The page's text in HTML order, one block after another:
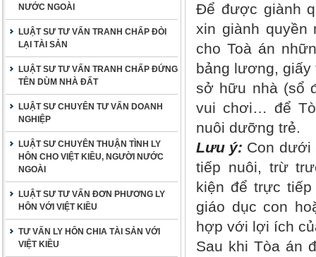
NƯỚC NGOÀI
LUẬT SƯ TƯ VẤN TRANH CHẤP ĐÒI
LẠI TÀI SẢN
LUẬT SƯ TƯ VẤN TRANH CHẤP ĐỨNG
TÊN DÙM NHÀ ĐẤT
LUẬT SƯ CHUYÊN TƯ VẤN DOANH
NGHIỆP
LUẬT SƯ CHUYÊN THUẬN TÌNH LY
HÔN CHO VIỆT KIỀU, NGƯỜI NƯỚC
NGOÀI
LUẬT SƯ TƯ VẤN ĐƠN PHƯƠNG LY
HÔN VỚI VIỆT KIỀU
TƯ VẤN LY HÔN CHIA TÀI SẢN VỚI
VIỆT KIỀU
Để được giành
xin giành quyền
cho Toà án
bảng lương,
sở hữu nhà (sổ
vui chơi… để
nuôi dưỡng trẻ.
Lưu ý: Con dưới
tiếp nuôi, trừ
kiện để trực
giáo dục con
hợp với lợi ích
Sau khi Tòa án